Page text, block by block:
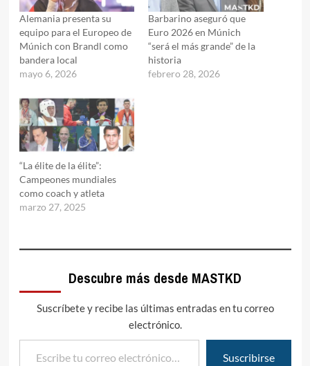
Alemania presenta su
equipo para el Europeo de
Múnich con Brandl como
bandera local
mayo 6, 2026
Barbarino aseguró que
Euro 2026 en Múnich
“será el más grande” de la
historia
febrero 28, 2026
“La élite de la élite”:
Campeones mundiales
como coach y atleta
marzo 27, 2025
Descubre más desde MASTKD
Suscríbete y recibe las últimas entradas en tu correo
electrónico.
Escribe tu correo electrónico…
Suscribirse